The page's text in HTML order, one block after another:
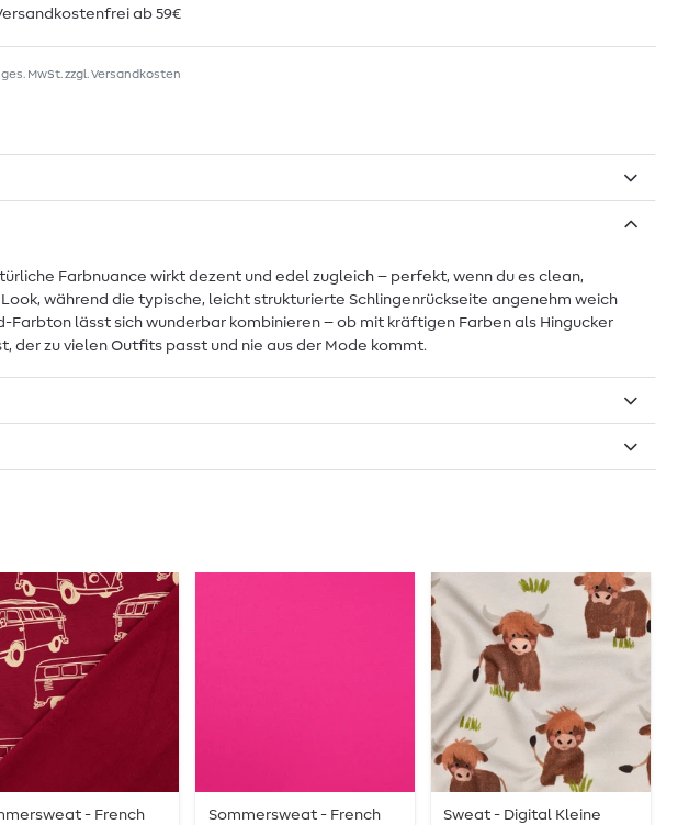
ab 59€
MwSt. zzgl. Versandkosten
Farbnuance wirkt dezent und edel zugleich – perfekt, wenn du es clean,
während die typische, leicht strukturierte Schlingenrückseite angenehm weich
lässt sich wunderbar kombinieren – ob mit kräftigen Farben als Hingucker
der zu vielen Outfits passt und nie aus der Mode kommt.
- French
Sommersweat - French
Sweat - Digital Kleine